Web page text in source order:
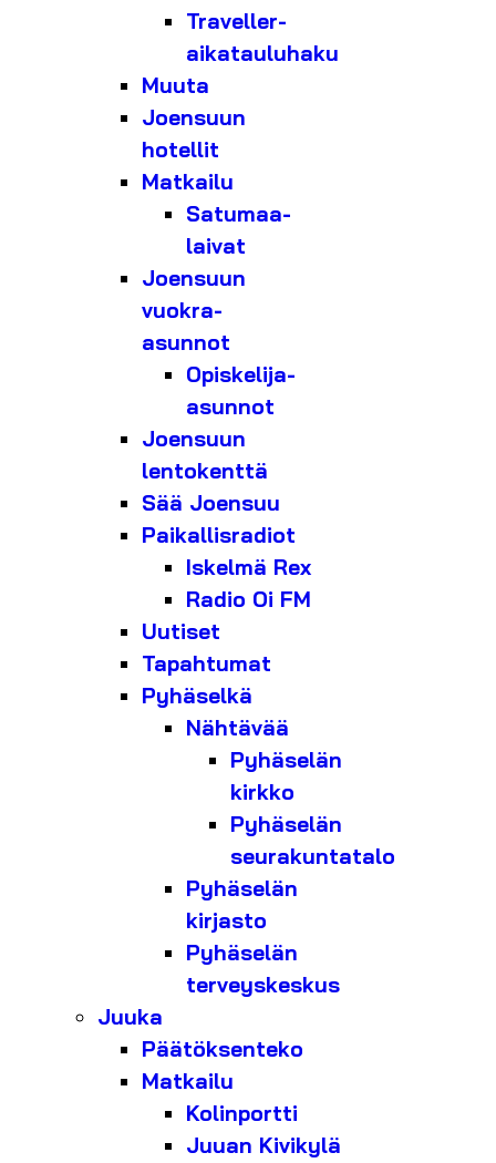
Traveller-
aikatauluhaku
Muuta
Joensuun
hotellit
Matkailu
Satumaa-
laivat
Joensuun
vuokra-
asunnot
Opiskelija-
asunnot
Joensuun
lentokenttä
Sää Joensuu
Paikallisradiot
Iskelmä Rex
Radio Oi FM
Uutiset
Tapahtumat
Pyhäselkä
Nähtävää
Pyhäselän
kirkko
Pyhäselän
seurakuntatalo
Pyhäselän
kirjasto
Pyhäselän
terveyskeskus
Juuka
Päätöksenteko
Matkailu
Kolinportti
Juuan Kivikylä